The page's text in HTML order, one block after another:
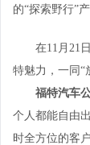
的“探索野行”
在11月21
特魅力，一同“
福特汽车
个人都能自由
时全方位的客